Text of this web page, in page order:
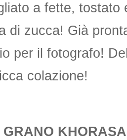
a fette, tostato
di zucca! Già
per il fotografo!
colazione!
GRANO